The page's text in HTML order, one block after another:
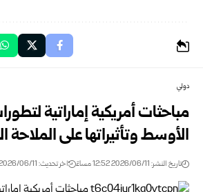
دولي
مباحثات أمريكية إماراتية
الأوسط وتأثيراتها على الملاحة
تاريخ النشر: 2026/06/11 12:52 مساءً اخر تحديث: 2026/06/11 12:53 مساءً